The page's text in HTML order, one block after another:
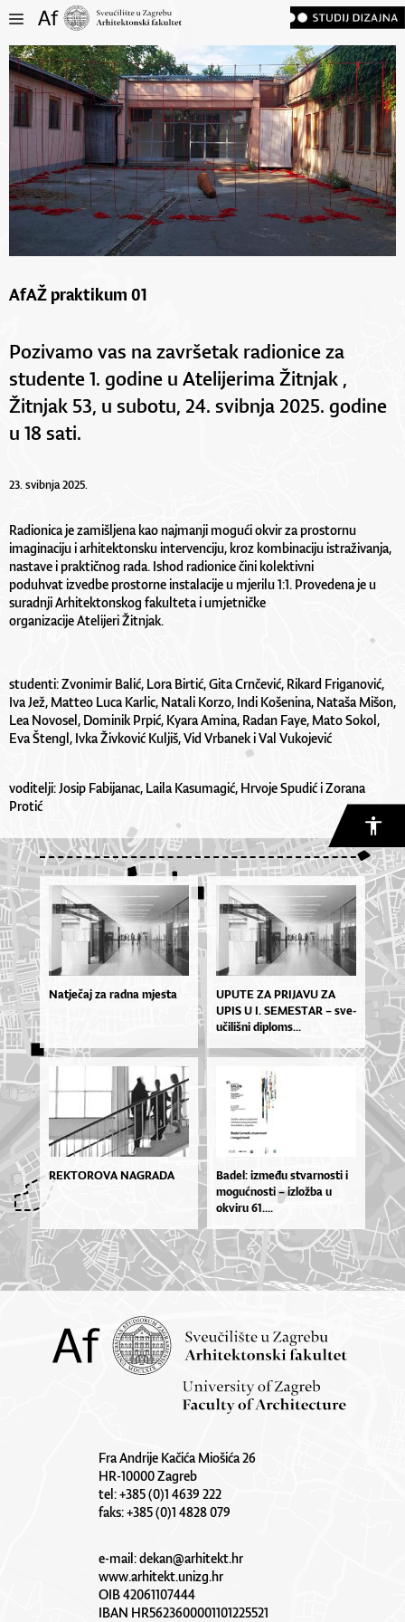
AfAŽ praktikum 01
Pozivamo vas na završetak radionice za
studente 1. godine u Atelijerima Žitnjak ,
Žitnjak 53, u subotu, 24. svibnja 2025. godine
u 18 sati.
23. svibnja 2025.
Radionica je zamišljena kao najmanji mogući okvir za prostornu
imaginaciju i arhitektonsku intervenciju, kroz kombinaciju istraživanja,
nastave i praktičnog rada. Ishod radionice čini kolektivni
poduhvat izvedbe prostorne instalacije u mjerilu 1:1. Provedena je u
suradnji Arhitektonskog fakulteta i umjetničke
organizacije Atelijeri Žitnjak.
studenti: Zvonimir Balić, Lora Birtić, Gita Crnčević, Rikard Friganović,
Iva Jež, Matteo Luca Karlic, Natali Korzo, Indi Košenina, Nataša Mišon,
Lea Novosel, Dominik Prpić, Kyara Amina, Radan Faye, Mato Sokol,
Eva Štengl, Ivka Živković Kuljiš, Vid Vrbanek i Val Vukojević
voditelji: Josip Fabijanac, Laila Kasumagić, Hrvoje Spudić i Zorana
Protić
Natječaj za radna mjesta
UPU­TE ZA PRI­JA­VU ZA
UPIS U I. SE­MES­TAR – sve­
u­či­liš­ni di­plo­ms...
REKTOROVA NAGRADA
Ba­de­l: iz­me­đu stvar­nos­ti i
mo­gu­ćnos­ti – izlož­ba u
okvi­ru 61....
Fra Andrije Kačića Miošića 26
HR-10000 Zagreb
tel: +385 (0)1 4639 222
faks: +385 (0)1 4828 079
e-mail:dekan@arhitekt.hr
www.arhitekt.unizg.hr
OIB 42061107444
IBAN HR5623600001101225521